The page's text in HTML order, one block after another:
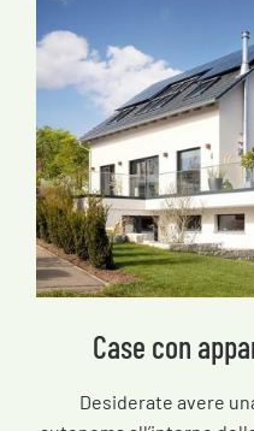
Case con
Desiderate avere